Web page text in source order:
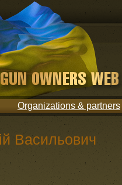
Organizations & partners
Васильович